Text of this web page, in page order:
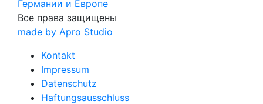
Германии и Европе
Все права защищены
made by Apro Studio
Kontakt
Impressum
Datenschutz
Haftungsausschluss